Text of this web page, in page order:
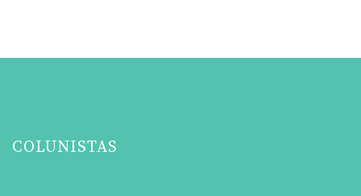
COLUNISTAS